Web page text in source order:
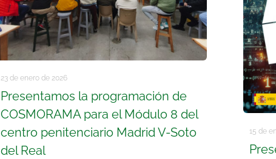
23 de enero de 2026
Presentamos la programación de
COSMORAMA para el Módulo 8 del
centro penitenciario Madrid V-Soto
del Real
15 de